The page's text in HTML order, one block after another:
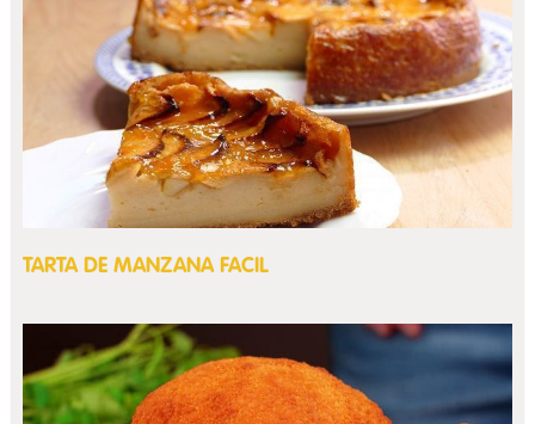
TARTA DE MANZANA FACIL